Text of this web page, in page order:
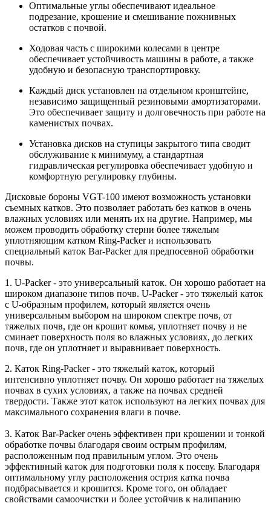
Оптимальные углы обеспечивают идеальное
подрезание, крошение и смешивание пожнивных
остатков с почвой.
Ходовая часть с широкими колесами в центре
обеспечивает устойчивость машины в работе, а также
удобную и безопасную транспортировку.
Каждый диск установлен на отдельном кронштейне,
независимо защищенный резиновыми амортизаторами.
Это обеспечивает защиту и долговечность при работе на
каменистых почвах.
Установка дисков на ступицы закрытого типа сводит
обслуживание к минимуму, а стандартная
гидравлическая регулировка обеспечивает удобную и
комфортную регулировку глубины.
Дисковые бороны VGT-100 имеют возможность установки
съемных катков. Это позволяет работать без катков в очень
влажных условиях или менять их на другие. Например, мы
можем проводить обработку стерни более тяжелым
уплотняющим катком Ring-Packer и использовать
специальный каток Bar-Packer для предпосевной обработки
почвы.
1. U-Packer - это универсальный каток. Он хорошо работает на
широком диапазоне типов почв. U-Packer - это тяжелый каток
с U-образным профилем, который является очень
универсальным выбором на широком спектре почв, от
тяжелых почв, где он крошит комья, уплотняет почву и не
сминает поверхность поля во влажных условиях, до легких
почв, где он уплотняет и выравнивает поверхность.
2. Каток Ring-Packer - это тяжелый каток, который
интенсивно уплотняет почву. Он хорошо работает на тяжелых
почвах в сухих условиях, а также на почвах средней
твердости. Также этот каток используют на легких почвах для
максимального сохранения влаги в почве.
3. Каток Bar-Packer очень эффективен при крошении и тонкой
обработке почвы благодаря своим острым профилям,
расположенным под правильным углом. Это очень
эффективный каток для подготовки поля к посеву. Благодаря
оптимальному углу расположения острия катка почва
подбрасывается и крошится. Кроме того, он обладает
свойствами самоочистки и более устойчив к налипанию